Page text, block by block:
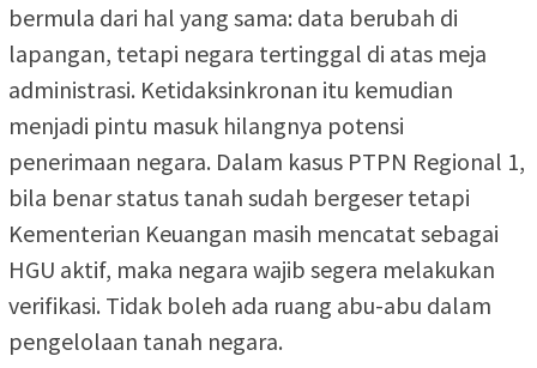
bermula dari hal yang sama: data berubah di
lapangan, tetapi negara tertinggal di atas meja
administrasi. Ketidaksinkronan itu kemudian
menjadi pintu masuk hilangnya potensi
penerimaan negara. Dalam kasus PTPN Regional 1,
bila benar status tanah sudah bergeser tetapi
Kementerian Keuangan masih mencatat sebagai
HGU aktif, maka negara wajib segera melakukan
verifikasi. Tidak boleh ada ruang abu-abu dalam
pengelolaan tanah negara.